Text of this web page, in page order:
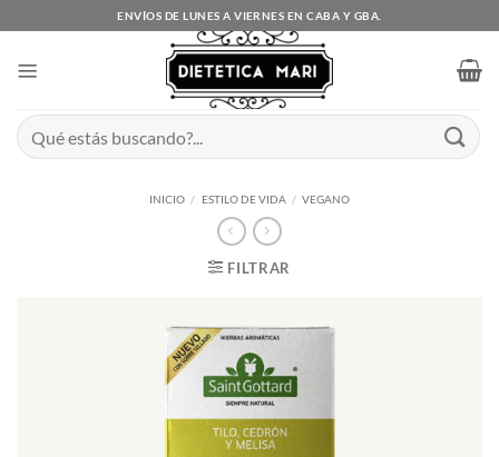
al
ENVÍOS DE LUNES A VIERNES EN CABA Y GBA.
Buscar
por:
INICIO / ESTILO DE VIDA / VEGANO
FILTRAR